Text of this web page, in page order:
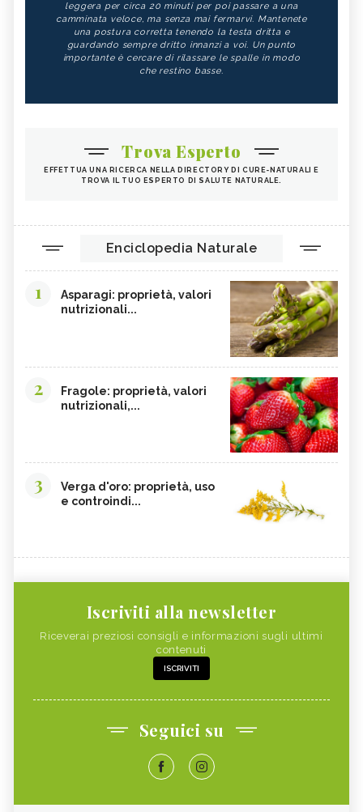
leggera per circa 20 minuti per poi passare a una
camminata veloce, ma senza mai fermarvi. Mantenete
una postura corretta tenendo la testa dritta e
guardando sempre dritto innanzi a voi. Un punto
importante è cercare di rilassare le spalle in modo
che restino basse.
Trova Esperto
EFFETTUA UNA RICERCA NELLA DIRECTORY DI CURE-NATURALI E
TROVA IL TUO ESPERTO DI SALUTE NATURALE.
Enciclopedia Naturale
1
Asparagi: proprietà, valori
nutrizionali...
2
Fragole: proprietà, valori
nutrizionali,...
3
Verga d'oro: proprietà, uso
e controindi...
Iscriviti alla newsletter
Riceverai preziosi consigli e informazioni sugli ultimi
contenuti
ISCRIVITI
Seguici su